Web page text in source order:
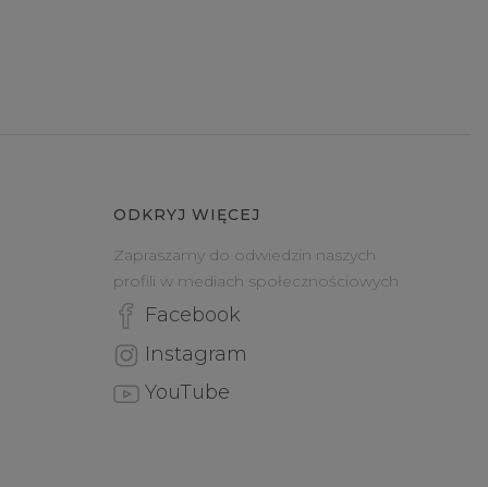
ODKRYJ WIĘCEJ
Zapraszamy do odwiedzin naszych
profili w mediach społecznościowych
Facebook
Instagram
YouTube